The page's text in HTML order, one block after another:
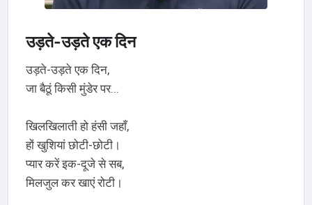
उड़ते-उड़ते एक दिन
उड़ते-उड़ते एक दिन,
जा बैठूं किसी मुंडेर पर...
खिलखिलाती हो हंसी जहाँ,
हों खुशियां छोटी-छोटी।
प्यार करें इक-दूजे से सब,
मिलजुल कर खाएं रोटी।